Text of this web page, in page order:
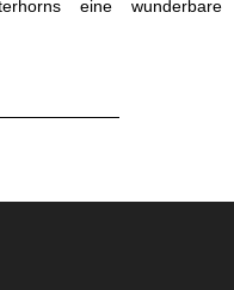
eine wunderbare